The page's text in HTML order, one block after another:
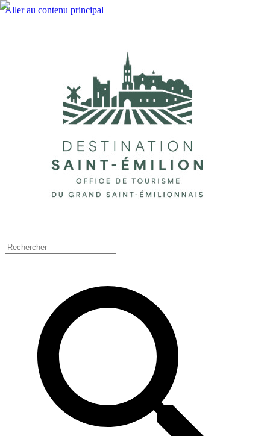
Aller au contenu principal